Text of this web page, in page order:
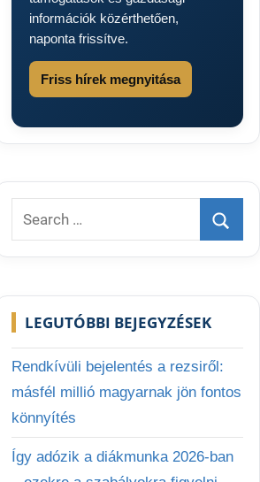
információk közérthetően,
naponta frissítve.
Friss hírek megnyitása
Search
for:
Search
LEGUTÓBBI BEJEGYZÉSEK
Rendkívüli bejelentés a rezsiről:
másfél millió magyarnak jön fontos
könnyítés
Így adózik a diákmunka 2026-ban